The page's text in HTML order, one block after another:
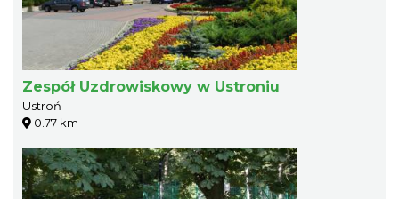
Zespół Uzdrowiskowy w Ustroniu
Ustroń
0.77 km